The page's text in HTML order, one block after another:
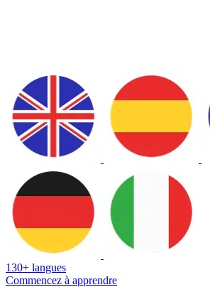
130+ langues
Commencez à apprendre